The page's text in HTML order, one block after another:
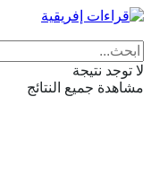
لا توجد نتيجة
مشاهدة جميع النتائج